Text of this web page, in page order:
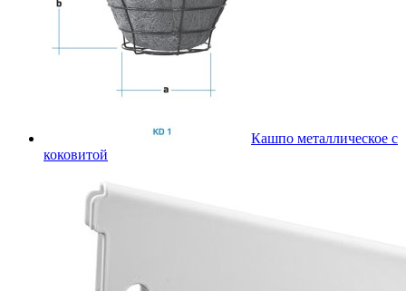
Кашпо металлическое с
коковитой